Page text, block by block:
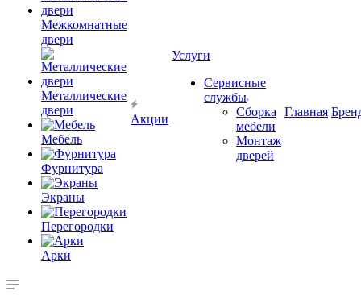
Межкомнатные
двери
Металлические
двери
Мебель
Фурнитура
Экраны
Перегородки
Арки
Акции
Услуги
Сервисные
службы
Сборка
мебели
Монтаж
дверей
Главная